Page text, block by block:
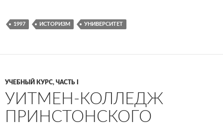
1997 ИСТОРИЗМ УНИВЕРСИТЕТ
УЧЕБНЫЙ КУРС, ЧАСТЬ I
УИТМЕН-КОЛЛЕДЖ
ПРИНСТОНСКОГО